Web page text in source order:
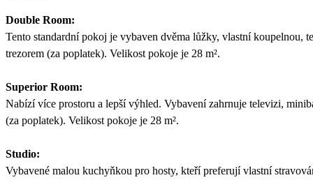
Double Room:
Tento standardní pokoj je vybaven dvěma lůžky, vlastní koupelnou,
trezorem (za poplatek). Velikost pokoje je 28 m².
Superior Room:
Nabízí více prostoru a lepší výhled. Vybavení zahrnuje televizi,
(za poplatek). Velikost pokoje je 28 m².
Studio:
Vybavené malou kuchyňkou pro hosty, kteří preferují vlastní